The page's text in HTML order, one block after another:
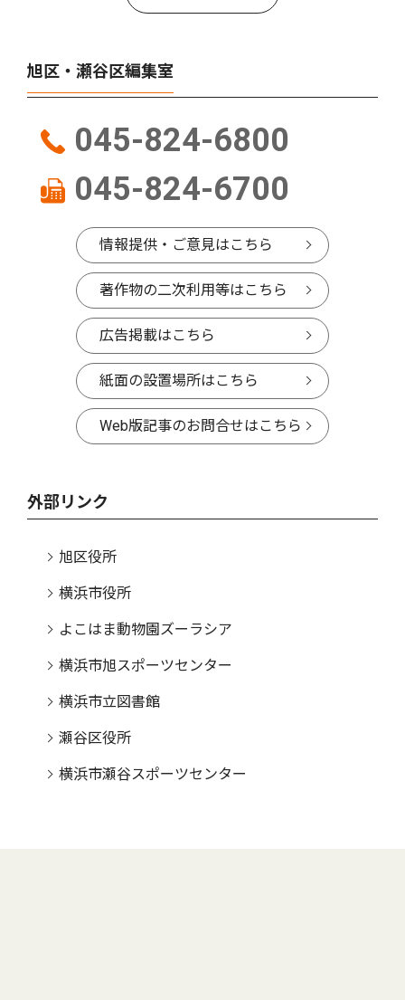
旭区・瀬谷区編集室
045-824-6800
045-824-6700
情報提供・ご意見はこちら
著作物の二次利用等はこちら
広告掲載はこちら
紙面の設置場所はこちら
Web版記事のお問合せはこちら
外部リンク
旭区役所
横浜市役所
よこはま動物園ズーラシア
横浜市旭スポーツセンター
横浜市立図書館
瀬谷区役所
横浜市瀬谷スポーツセンター